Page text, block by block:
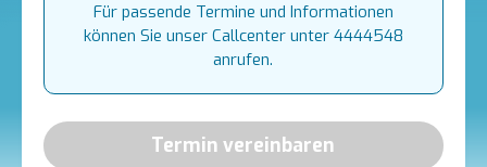
Für passende Termine und Informationen
können Sie unser Callcenter unter 4444548
anrufen.
Termin vereinbaren